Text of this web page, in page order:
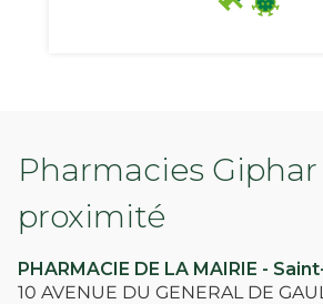
Pharmacies Giphar
proximité
PHARMACIE DE LA MAIRIE -
10 AVENUE DU GENERAL DE